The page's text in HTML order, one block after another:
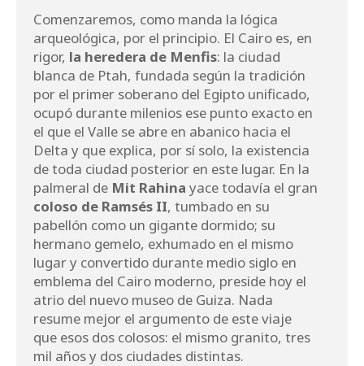
Comenzaremos, como manda la lógica
arqueológica, por el principio. El Cairo es, en
rigor, la heredera de Menfis: la ciudad
blanca de Ptah, fundada según la tradición
por el primer soberano del Egipto unificado,
ocupó durante milenios ese punto exacto en
el que el Valle se abre en abanico hacia el
Delta y que explica, por sí solo, la existencia
de toda ciudad posterior en este lugar. En la
palmeral de Mit Rahina yace todavía el gran
coloso de Ramsés II, tumbado en su
pabellón como un gigante dormido; su
hermano gemelo, exhumado en el mismo
lugar y convertido durante medio siglo en
emblema del Cairo moderno, preside hoy el
atrio del nuevo museo de Guiza. Nada
resume mejor el argumento de este viaje
que esos dos colosos: el mismo granito, tres
mil años y dos ciudades distintas.